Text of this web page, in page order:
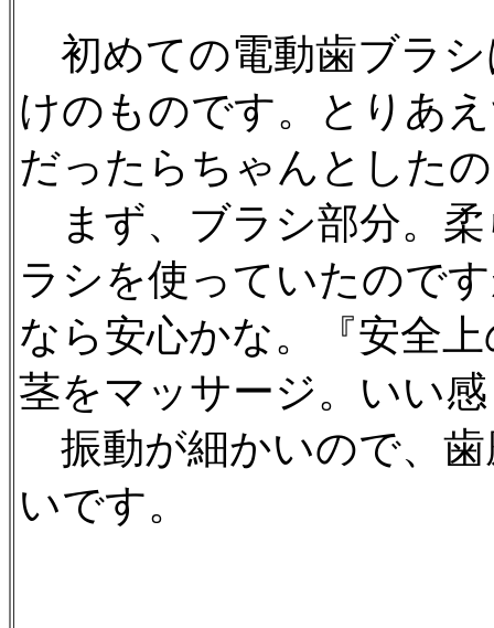
初めての電動歯ブラ
けのものです。とりあ
だったらちゃんとした
まず、ブラシ部分。
ラシを使っていたので
なら安心かな。『安全
茎をマッサージ。いい
振動が細かいので、
いです。